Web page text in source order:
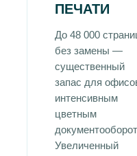
ПЕЧАТИ
До 48 000
без замены —
существенный
запас для
интенсивным
цветным
Увеличенный